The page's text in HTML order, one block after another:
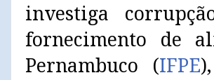
investiga
fornecimento de
Pernambuco (IFPE